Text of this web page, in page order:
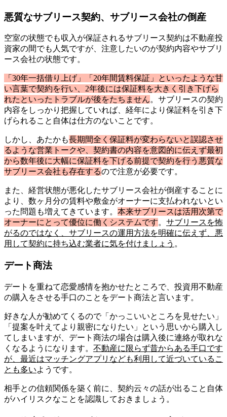
悪質なサブリース契約、サブリース会社の倒産
空室の状態でも収入が保証されるサブリース契約は不動産投
資家の間でも人気ですが、注意したいのが契約内容やサブリ
ース会社の状態です。
「30年一括借り上げ」「20年間賃料保証」といったような甘
い言葉で契約を行い、2年後には保証料を大きく引き下げら
れたといったトラブルが後をたちません。サブリースの契約
内容をしっかり把握していれば、経年により保証料を引き下
げられること自体は仕方のないことです。
しかし、あたかも長期間全く保証料が変わらないと誤認させ
るような営業トークや、契約書の内容を意図的に伝えず最初
から数年後に大幅に保証料を下げる前提で契約を行う悪質な
サブリース会社も存在するので注意が必要です。
また、経営状態が悪化したサブリース会社が倒産することに
より、数ヶ月分の賃料や敷金がオーナーに支払われないとい
った問題も増えてきています。 本来サブリースは活用次第で
オーナーにとって優位に働くシステムです。 サブリースを怖
がるのではなく、サブリースの運用方法を明確に伝えず、悪
用して契約に持ち込む業者に気を付けましょう 。
デート商法
デートを重ねて恋愛感情を抱かせたところで、投資用不動産
の購入をさせる手口のことをデート商法と言います。
好きな人が勧めてくるので「かっこいいところを見せたい」
「提案を叶えてより親密になりたい」という思いから購入し
てしまいますが、デート商法の場合は購入後に連絡が取れな
くなるようになります。 不動産に限らず昔からある手口です
が、最近はマッチングアプリなども利用して近づいているこ
とも多いようです。
相手との信頼関係を築く前に、契約云々の話が出ること自体
がハイリスクなことを認識しておきましょう。